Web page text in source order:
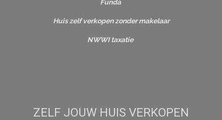
Funda
Huis zelf verkopen zonder makelaar
NWWI taxatie
ZELF JOUW HUIS VERKOPEN